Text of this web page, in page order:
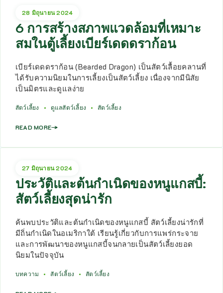
28 มิถุนายน 2024
6 การสร้างสภาพแวดล้อมที่เหมาะ
สมในตู้เลี้ยงเบียร์เดดดราก้อน
เบียร์เดดดราก้อน (Bearded Dragon) เป็นสัตว์เลื้อยคลานที่
ได้รับความนิยมในการเลี้ยงเป็นสัตว์เลี้ยง เนื่องจากมีนิสัย
เป็นมิตรและดูแลง่าย
สัตว์เลี้ยง ดูแลสัตว์เลี้ยง สัตว์เลี้ยง
READ MORE
27 มิถุนายน 2024
ประวัติและต้นกำเนิดของหนูแกสบี้:
สัตว์เลี้ยงสุดน่ารัก
ค้นพบประวัติและต้นกำเนิดของหนูแกสบี้ สัตว์เลี้ยงน่ารักที่
มีถิ่นกำเนิดในอเมริกาใต้ เรียนรู้เกี่ยวกับการแพร่กระจาย
และการพัฒนาของหนูแกสบี้จนกลายเป็นสัตว์เลี้ยงยอด
นิยมในปัจจุบัน
บทความ สัตว์เลี้ยง สัตว์เลี้ยง